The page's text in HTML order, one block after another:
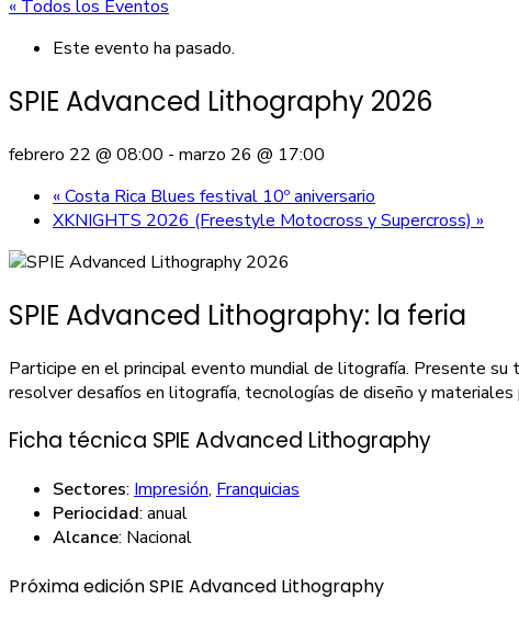
« Todos los Eventos
Este evento ha pasado.
SPIE Advanced Lithography 2026
febrero 22 @ 08:00 - marzo 26 @ 17:00
«Costa Rica Blues festival 10º aniversario
XKNIGHTS 2026 (Freestyle Motocross y Supercross) »
SPIE Advanced Lithography: la feria
Participe en el principal evento mundial de litografía. Presente
resolver desafíos en litografía, tecnologías de diseño y
Ficha técnica SPIE Advanced Lithography
Sectores: Impresión, Franquicias
Periocidad: anual
Alcance: Nacional
Próxima edición SPIE Advanced Lithography